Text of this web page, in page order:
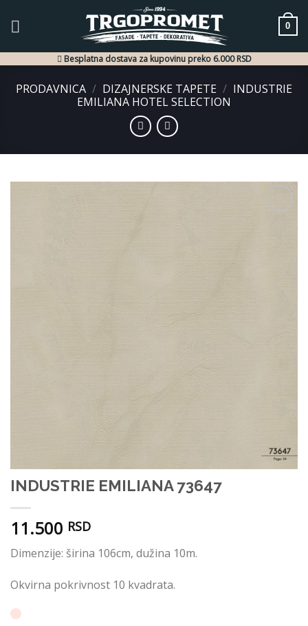
0
Besplatna dostava za kupovinu preko 6.000 RSD
PRODAVNICA / DIZAJNERSKE TAPETE / INDUSTRIE
EMILIANA HOTEL SELECTION
INDUSTRIE EMILIANA 73647
11.500 RSD
Dimenzije: širina 106cm, dužina 10m.
Okvirna pokrivnost 10 kvadrata.